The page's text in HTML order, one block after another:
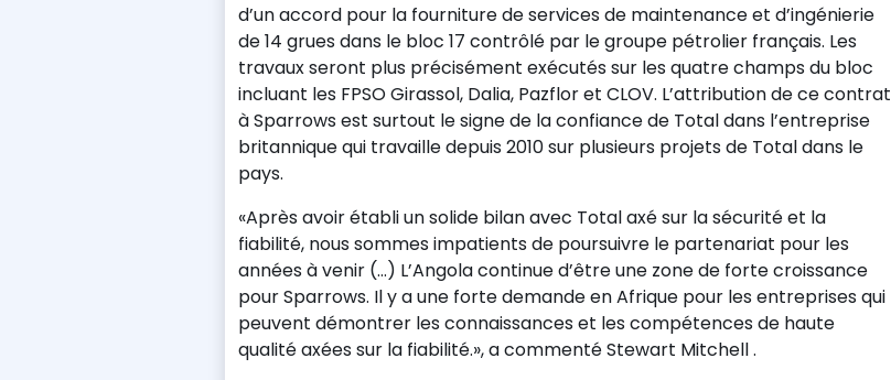
d’un accord pour la fourniture de services de maintenance et d’ingénierie
de 14 grues dans le bloc 17 contrôlé par le groupe pétrolier français. Les
travaux seront plus précisément exécutés sur les quatre champs du bloc
incluant les FPSO Girassol, Dalia, Pazflor et CLOV. L’attribution de ce contrat
à Sparrows est surtout le signe de la confiance de Total dans l’entreprise
britannique qui travaille depuis 2010 sur plusieurs projets de Total dans le
pays.
«Après avoir établi un solide bilan avec Total axé sur la sécurité et la
fiabilité, nous sommes impatients de poursuivre le partenariat pour les
années à venir (…) L’Angola continue d’être une zone de forte croissance
pour Sparrows. Il y a une forte demande en Afrique pour les entreprises qui
peuvent démontrer les connaissances et les compétences de haute
qualité axées sur la fiabilité.», a commenté Stewart Mitchell .